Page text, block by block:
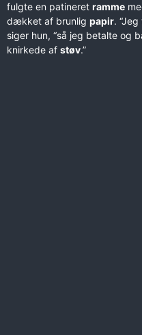
fulgte en patineret ramme
dækket af brunlig papir.
siger hun, “så jeg betalte og
knirkede af støv.”